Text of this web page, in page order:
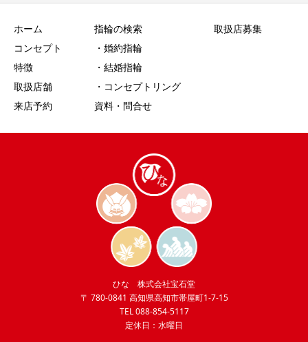
ホーム
コンセプト
特徴
取扱店舗
来店予約
指輪の検索
・婚約指輪
・結婚指輪
・コンセプトリング
資料・問合せ
取扱店募集
ひな 株式会社宝石堂
〒 780-0841 高知県高知市帯屋町1-7-15
TEL 088-854-5117
定休日：水曜日